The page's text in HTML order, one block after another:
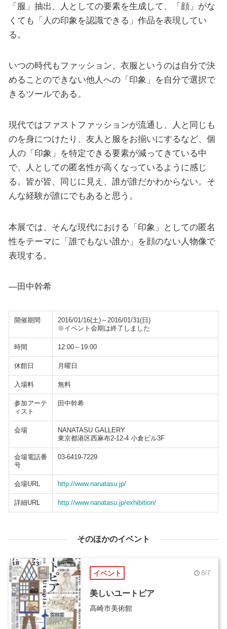
「服」抽出、人としての要素を生成して、「顔」がな
くても「人の印象を認識できる」作品を表現してい
る。
いつの時代もファッション、衣服というのは自分で決
めることのできない他人への「印象」を自分で選択で
きるツールである。
現代ではファストファッションが流通し、人と同じも
のを身につけたり、友人と服をお揃いにするなど、個
人の「印象」を特定できる要素が減ってきている中
で、人としての匿名性が高くなっているように感じ
る。皆が皆、同じに見え、誰が誰だかわからない。そ
んな経験が誰にでもあると思う。
本展では、そんな現代における「印象」としての匿名
性をテーマに「誰でもない誰か」を顔のない人物像で
表現する。
―田中幹希
開催期間
2016/01/16(土)～2016/01/31(日)
※イベント会期は終了しました
時間 12:00～19:00
休館日 月曜日
入場料 無料
参加アーテ
ィスト
田中幹希
会場
NANATASU GALLERY
東京都港区西麻布2-12-4 小倉ビル3F
会場電話番
号
03-6419-7229
会場URL http://www.nanatasu.jp/
詳細URL http://www.nanatasu.jp/exhibition/
そのほかのイベント
イベント 8/7
美しいユートピア
高崎市美術館